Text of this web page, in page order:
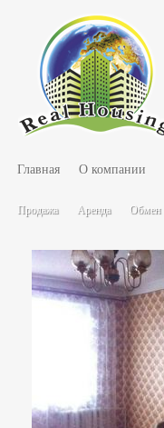
Главная О компании
Продажа Аренда Обмен